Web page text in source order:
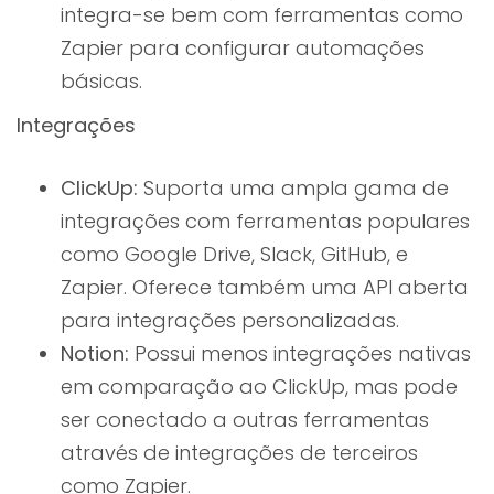
integra-se bem com ferramentas como
Zapier para configurar automações
básicas.
Integrações
ClickUp: Suporta uma ampla gama de
integrações com ferramentas populares
como Google Drive, Slack, GitHub, e
Zapier. Oferece também uma API aberta
para integrações personalizadas.
Notion: Possui menos integrações nativas
em comparação ao ClickUp, mas pode
ser conectado a outras ferramentas
através de integrações de terceiros
como Zapier.